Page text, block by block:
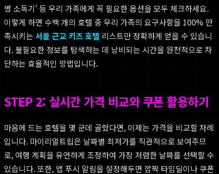
병 소독기' 등 우리 가족에게 꼭 필요한 옵션을 모두 체크하세요.
이렇게 하면 수백 개의 호텔 중 우리 가족의 요구사항을 100% 만
족시키는 서울 근교 키즈 호텔 리스트만 정확하게 얻을 수 있습니
다. 불필요한 정보를 탐색하는 데 낭비되는 시간을 원천적으로 차
단하는 효율적인 방법입니다.
STEP 2: 실시간 가격 비교와 쿠폰 활용하기
마음에 드는 호텔을 몇 군데 골랐다면, 이제는 가격을 비교할 차례
입니다. 마이리얼트립은 날짜별 최저가를 직관적으로 보여주므
로, 여행 계획을 유연하게 조정하여 가장 저렴한 날짜를 선택할 수
있습니다. 또한, 앱 푸시 알림을 설정해두면 깜짝 타임딜이나 쿠폰